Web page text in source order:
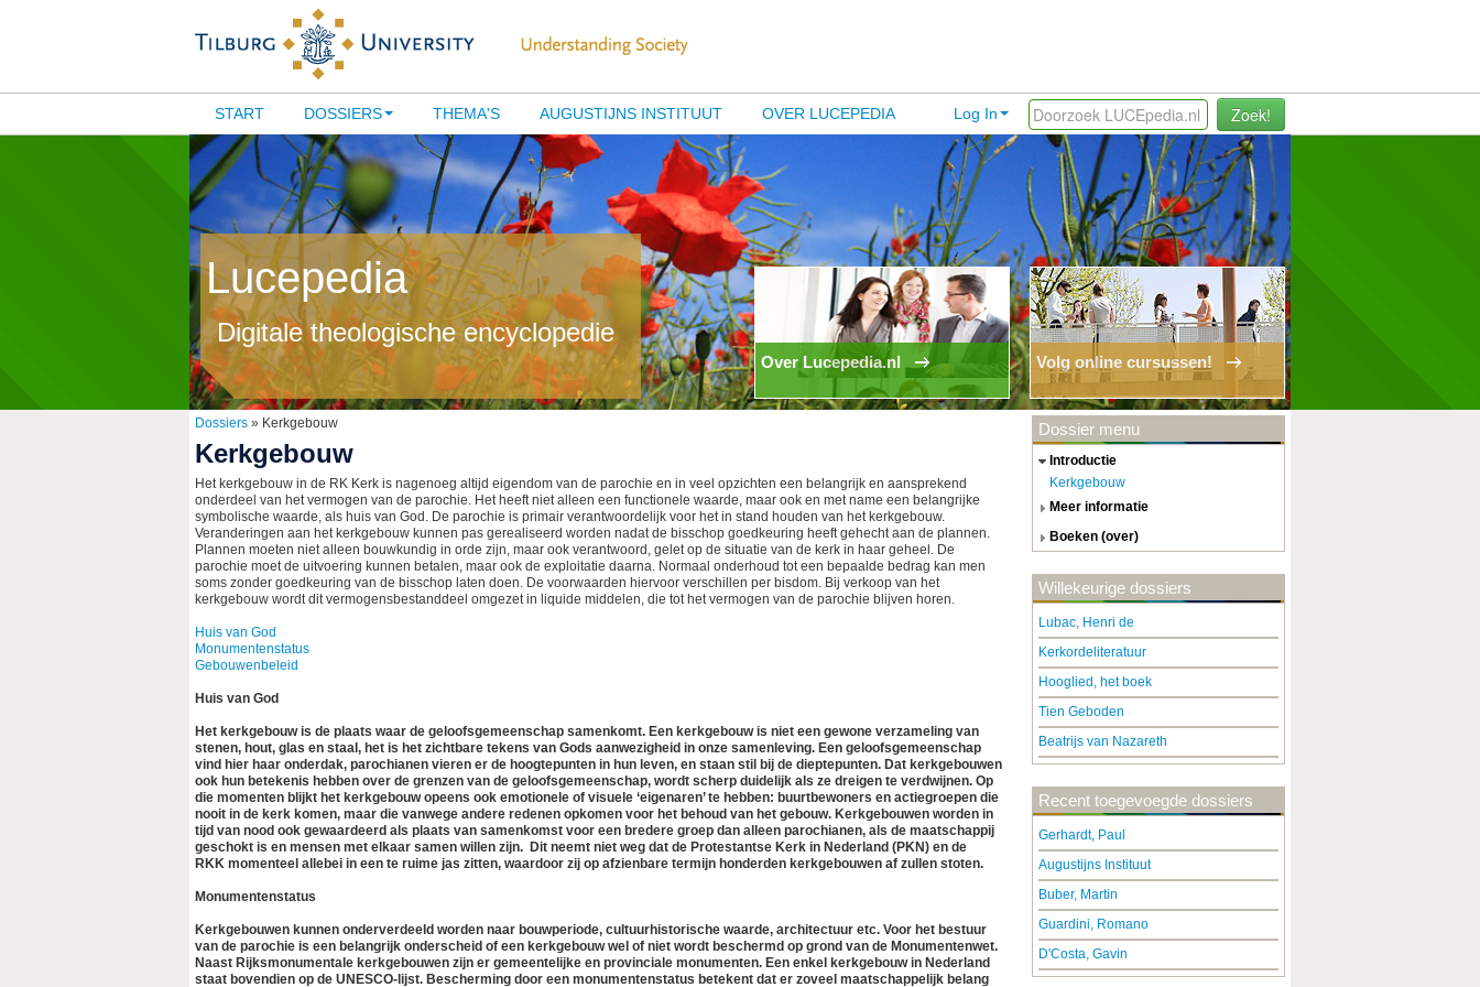
Zoek!
Log In
START DOSSIERS THEMA'S AUGUSTIJNS INSTITUUT OVER LUCEPEDIA
Lucepedia
Digitale theologische encyclopedie
Volg online cursussen!
Over Lucepedia.nl
Dossiers » Kerkgebouw
Kerkgebouw
Het kerkgebouw in de RK Kerk is nagenoeg altijd eigendom van de parochie en in veel opzichten een belangrijk en aansprekend
onderdeel van het vermogen van de parochie. Het heeft niet alleen een functionele waarde, maar ook en met name een belangrijke
symbolische waarde, als huis van God. De parochie is primair verantwoordelijk voor het in stand houden van het kerkgebouw.
Veranderingen aan het kerkgebouw kunnen pas gerealiseerd worden nadat de bisschop goedkeuring heeft gehecht aan de plannen.
Plannen moeten niet alleen bouwkundig in orde zijn, maar ook verantwoord, gelet op de situatie van de kerk in haar geheel. De
parochie moet de uitvoering kunnen betalen, maar ook de exploitatie daarna. Normaal onderhoud tot een bepaalde bedrag kan men
soms zonder goedkeuring van de bisschop laten doen. De voorwaarden hiervoor verschillen per bisdom. Bij verkoop van het
kerkgebouw wordt dit vermogensbestanddeel omgezet in liquide middelen, die tot het vermogen van de parochie blijven horen.
Huis van God
Monumentenstatus
Gebouwenbeleid
Huis van God
Het kerkgebouw is de plaats waar de geloofsgemeenschap samenkomt. Een kerkgebouw is niet een gewone verzameling van
stenen, hout, glas en staal, het is het zichtbare tekens van Gods aanwezigheid in onze samenleving. Een geloofsgemeenschap
vind hier haar onderdak, parochianen vieren er de hoogtepunten in hun leven, en staan stil bij de dieptepunten. Dat kerkgebouwen
ook hun betekenis hebben over de grenzen van de geloofsgemeenschap, wordt scherp duidelijk als ze dreigen te verdwijnen. Op
die momenten blijkt het kerkgebouw opeens ook emotionele of visuele ‘eigenaren’ te hebben: buurtbewoners en actiegroepen die
nooit in de kerk komen, maar die vanwege andere redenen opkomen voor het behoud van het gebouw. Kerkgebouwen worden in
tijd van nood ook gewaardeerd als plaats van samenkomst voor een bredere groep dan alleen parochianen, als de maatschappij
geschokt is en mensen met elkaar samen willen zijn. Dit neemt niet weg dat de Protestantse Kerk in Nederland (PKN) en de
RKK momenteel allebei in een te ruime jas zitten, waardoor zij op afzienbare termijn honderden kerkgebouwen af zullen stoten.
Monumentenstatus
Kerkgebouwen kunnen onderverdeeld worden naar bouwperiode, cultuurhistorische waarde, architectuur etc. Voor het bestuur
van de parochie is een belangrijk onderscheid of een kerkgebouw wel of niet wordt beschermd op grond van de Monumentenwet.
Naast Rijksmonumentale kerkgebouwen zijn er gemeentelijke en provinciale monumenten. Een enkel kerkgebouw in Nederland
staat bovendien op de UNESCO-lijst. Bescherming door een monumentenstatus betekent dat er zoveel maatschappelijk belang
Dossier menu
introductie
Kerkgebouw
meer informatie
boeken (over)
Willekeurige dossiers
Lubac, Henri de
Kerkordeliteratuur
Hooglied, het boek
Tien Geboden
Beatrijs van Nazareth
Recent toegevoegde dossiers
Gerhardt, Paul
Augustijns Instituut
Buber, Martin
Guardini, Romano
D'Costa, Gavin